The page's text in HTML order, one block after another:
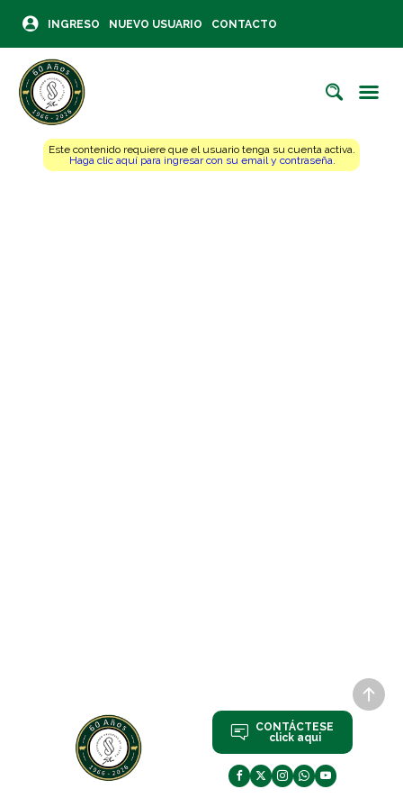
INGRESO NUEVO USUARIO CONTACTO
Este contenido requiere que el usuario tenga su cuenta activa.
Haga clic aquí para ingresar con su email y contraseña.
CONTÁCTESE
click aqui